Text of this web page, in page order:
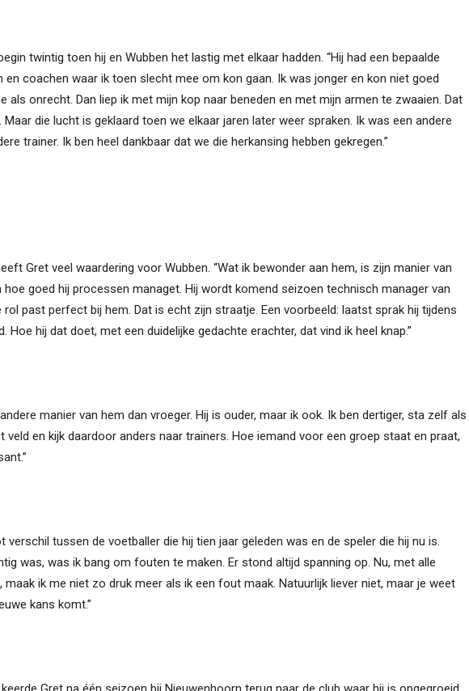
twintig toen hij en Wubben het lastig met elkaar hadden. “Hij had een bepaalde
en coachen waar ik toen slecht mee om kon gaan. Ik was jonger en kon niet goed
als onrecht. Dan liep ik met mijn kop naar beneden en met mijn armen te zwaaien. Dat
Maar die lucht is geklaard toen we elkaar jaren later weer spraken. Ik was een andere
trainer. Ik ben heel dankbaar dat we die herkansing hebben gekregen.”
Gret veel waardering voor Wubben. “Wat ik bewonder aan hem, is zijn manier van
goed hij processen managet. Hij wordt komend seizoen technisch manager van
rol past perfect bij hem. Dat is echt zijn straatje. Een voorbeeld: laatst sprak hij tijdens
Hoe hij dat doet, met een duidelijke gedachte erachter, dat vind ik heel knap.”
manier van hem dan vroeger. Hij is ouder, maar ik ook. Ik ben dertiger, sta zelf als
veld en kijk daardoor anders naar trainers. Hoe iemand voor een groep staat en praat,
verschil tussen de voetballer die hij tien jaar geleden was en de speler die hij nu is.
was, was ik bang om fouten te maken. Er stond altijd spanning op. Nu, met alle
maak ik me niet zo druk meer als ik een fout maak. Natuurlijk liever niet, maar je weet
kans komt.”